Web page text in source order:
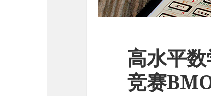
高水平
竞赛